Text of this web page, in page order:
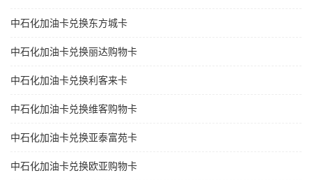
中石化加油卡兑换东方城卡
中石化加油卡兑换丽达购物卡
中石化加油卡兑换利客来卡
中石化加油卡兑换维客购物卡
中石化加油卡兑换亚泰富苑卡
中石化加油卡兑换欧亚购物卡